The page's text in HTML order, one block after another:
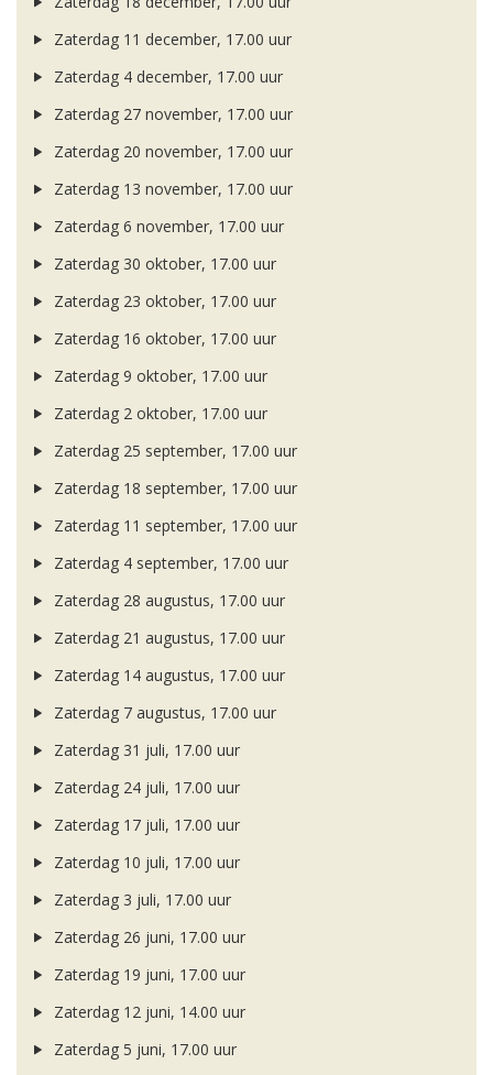
Zaterdag 11 december, 17.00 uur
Zaterdag 4 december, 17.00 uur
Zaterdag 27 november, 17.00 uur
Zaterdag 20 november, 17.00 uur
Zaterdag 13 november, 17.00 uur
Zaterdag 6 november, 17.00 uur
Zaterdag 30 oktober, 17.00 uur
Zaterdag 23 oktober, 17.00 uur
Zaterdag 16 oktober, 17.00 uur
Zaterdag 9 oktober, 17.00 uur
Zaterdag 2 oktober, 17.00 uur
Zaterdag 25 september, 17.00 uur
Zaterdag 18 september, 17.00 uur
Zaterdag 11 september, 17.00 uur
Zaterdag 4 september, 17.00 uur
Zaterdag 28 augustus, 17.00 uur
Zaterdag 21 augustus, 17.00 uur
Zaterdag 14 augustus, 17.00 uur
Zaterdag 7 augustus, 17.00 uur
Zaterdag 31 juli, 17.00 uur
Zaterdag 24 juli, 17.00 uur
Zaterdag 17 juli, 17.00 uur
Zaterdag 10 juli, 17.00 uur
Zaterdag 3 juli, 17.00 uur
Zaterdag 26 juni, 17.00 uur
Zaterdag 19 juni, 17.00 uur
Zaterdag 12 juni, 14.00 uur
Zaterdag 5 juni, 17.00 uur